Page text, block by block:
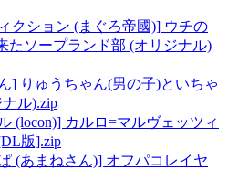
クション (まぐろ帝國)] ウチの
たソープランド部 (オリジナル)
] りゅうちゃん(男の子)といちゃ
ル).zip
(locon)] カルロ=マルヴェッツィ
版].zip
(あまねさん)] オフパコレイヤ